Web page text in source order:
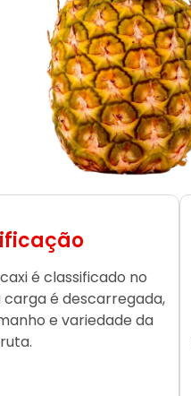
é classificado no
é descarregada,
e variedade da